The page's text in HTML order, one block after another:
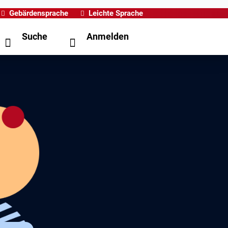
Gebärdensprache Leichte Sprache
Suche Anmelden